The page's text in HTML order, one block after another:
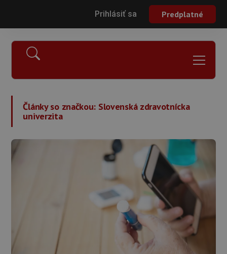
Prihlásiť sa Predplatné
Články so značkou: Slovenská zdravotnícka
univerzita